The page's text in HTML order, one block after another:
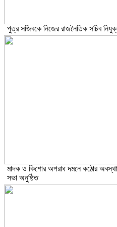
পুত্র সজিবকে নিজের রাজনৈতিক সচিব
মাদক ও কিশোর অপরাধ দমনে কঠোর
সভা অনুষ্ঠিত